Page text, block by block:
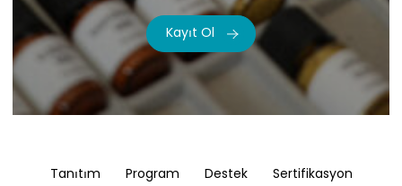
Kayıt Ol
Tanıtım Program Destek
Sertifikasyon